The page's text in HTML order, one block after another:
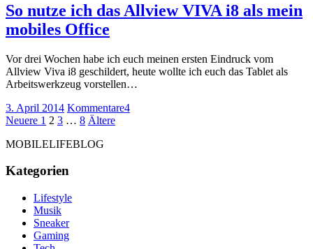
So nutze ich das Allview VIVA i8 als mein
mobiles Office
Vor drei Wochen habe ich euch meinen ersten Eindruck vom
Allview Viva i8 geschildert, heute wollte ich euch das Tablet als
Arbeitswerkzeug vorstellen…
3. April 2014 Kommentare4
Seitennummerierung
der
Neuere Neuere
Seite
1 Seite
2 Seite
3 … Seite
8 ÄltereÄltere
MOBILELIFEBLOG
Kategorien
Lifestyle
Musik
Sneaker
Gaming